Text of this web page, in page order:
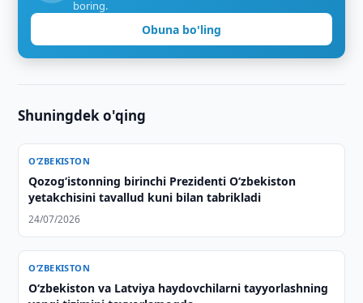
boring.
Obuna bo'ling
Shuningdek o'qing
O‘ZBEKISTON
Qozogʻistonning birinchi Prezidenti Oʻzbekiston
yetakchisini tavallud kuni bilan tabrikladi
24/07/2026
O‘ZBEKISTON
Oʻzbekiston va Latviya haydovchilarni tayyorlashning